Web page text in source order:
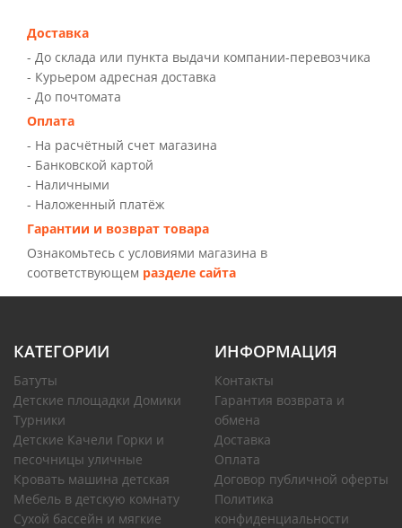
Доставка
- До склада или пункта выдачи компании-перевозчика
- Курьером адресная доставка
- До почтомата
Оплата
- На расчётный счет магазина
- Банковской картой
- Наличными
- Наложенный платёж
Гарантии и возврат товара
Ознакомьтесь с условиями магазина в
соответствующем разделе сайта
КАТЕГОРИИ
Батуты
Детские площадки Домики
Турники
Детские Качели Горки и
песочницы уличные
Кровать машина детская
Мебель в детскую комнату
Сухой бассейн и мягкие
ИНФОРМАЦИЯ
Контакты
Гарантия возврата и
обмена
Доставка
Оплата
Договор публичной оферты
Политика
конфиденциальности